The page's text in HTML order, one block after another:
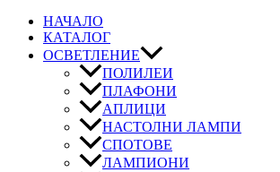
НАЧАЛО
КАТАЛОГ
ОСВЕТЛЕНИЕ
ПОЛИЛЕИ
ПЛАФОНИ
АПЛИЦИ
НАСТОЛНИ ЛАМПИ
СПОТОВЕ
ЛАМПИОНИ